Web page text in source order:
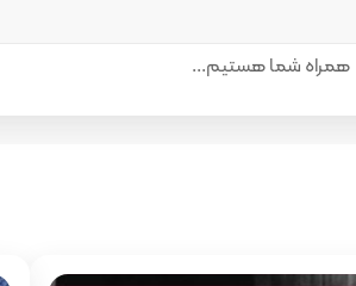
همراه شما هستیم...